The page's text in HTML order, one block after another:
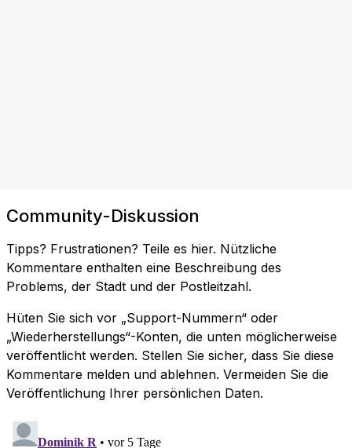
Community-Diskussion
Tipps? Frustrationen? Teile es hier. Nützliche
Kommentare enthalten eine Beschreibung des
Problems, der Stadt und der Postleitzahl.
Hüten Sie sich vor „Support-Nummern“ oder
„Wiederherstellungs“-Konten, die unten möglicherweise
veröffentlicht werden. Stellen Sie sicher, dass Sie diese
Kommentare melden und ablehnen. Vermeiden Sie die
Veröffentlichung Ihrer persönlichen Daten.